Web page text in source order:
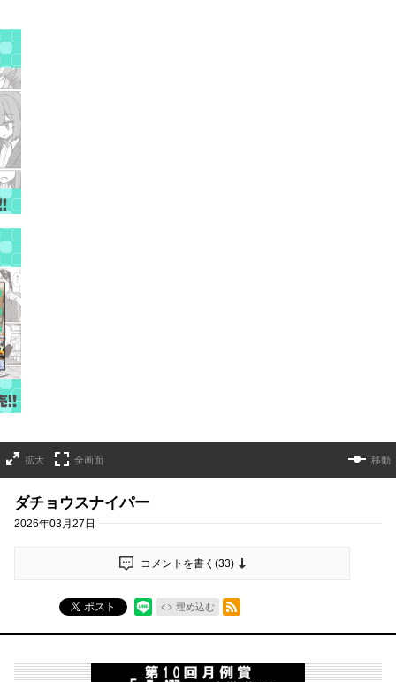
拡大 全画面 移動
ダチョウスナイパー
2026年03月27日
コメントを書く(33)
ポスト 埋め込む
RSSフィード